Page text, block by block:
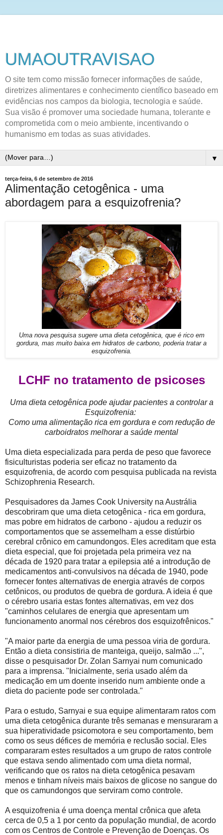
UMAOUTRAVISAO
O site tem como missão fornecer informações de saúde,
diretrizes alimentares e conhecimento científico baseado em
evidências nos campos da biologia, tecnologia e saúde.
Sua visão é promover uma sociedade humana, tolerante e
comprometida com o meio ambiente, incentivando o
humanismo em todas as suas atividades.
▼
terça-feira, 6 de setembro de 2016
Alimentação cetogênica - uma
abordagem para a esquizofrenia?
Uma nova pesquisa sugere uma dieta cetogênica, que é rico em
gordura, mas muito baixa em hidratos de carbono, poderia tratar a
esquizofrenia.
LCHF no tratamento de psicoses
Uma dieta cetogênica pode ajudar pacientes a controlar a
Esquizofrenia:
Como uma alimentação rica em gordura e com redução de
carboidratos melhorar a saúde mental
Uma dieta especializada para perda de peso que favorece
fisiculturistas poderia ser eficaz no tratamento da
esquizofrenia, de acordo com pesquisa publicada na revista
Schizophrenia Research.
Pesquisadores da James Cook University na Austrália
descobriram que uma dieta cetogênica - rica em gordura,
mas pobre em hidratos de carbono - ajudou a reduzir os
comportamentos que se assemelham a esse distúrbio
cerebral crônico em camundongos. Eles acreditam que esta
dieta especial, que foi projetada pela primeira vez na
década de 1920 para tratar a epilepsia até a introdução de
medicamentos anti-convulsivos na década de 1940, pode
fornecer fontes alternativas de energia através de corpos
cetônicos, ou produtos de quebra de gordura. A ideia é que
o cérebro usaria estas fontes alternativas, em vez dos
"caminhos celulares de energia que apresentam um
funcionamento anormal nos cérebros dos esquizofrênicos."
"A maior parte da energia de uma pessoa viria de gordura.
Então a dieta consistiria de manteiga, queijo, salmão ...",
disse o pesquisador Dr. Zolan Sarnyai num comunicado
para a imprensa. "Inicialmente, seria usado além da
medicação em um doente inserido num ambiente onde a
dieta do paciente pode ser controlada."
Para o estudo, Sarnyai e sua equipe alimentaram ratos com
uma dieta cetogênica durante três semanas e mensuraram a
sua hiperatividade psicomotora e seu comportamento, bem
como os seus défices de memória e reclusão social. Eles
compararam estes resultados a um grupo de ratos controle
que estava sendo alimentado com uma dieta normal,
verificando que os ratos na dieta cetogênica pesavam
menos e tinham níveis mais baixos de glicose no sangue do
que os camundongos que serviram como controle.
A esquizofrenia é uma doença mental crônica que afeta
cerca de 0,5 a 1 por cento da população mundial, de acordo
com os Centros de Controle e Prevenção de Doenças. Os